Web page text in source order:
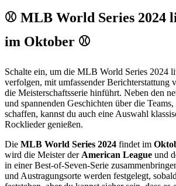
⚾ MLB World Series 2024
im Oktober ⚾
Schalte ein, um die MLB World Series 2024
verfolgen, mit umfassender Berichterstattung
die Meisterschaftsserie hinführt. Neben den
und spannenden Geschichten über die
schaffen, kannst du auch eine Auswahl
Rocklieder genießen.
Die MLB World Series 2024 findet im
wird die Meister der American League und
in einer Best-of-Seven-Serie
und Austragungsorte werden festgelegt,